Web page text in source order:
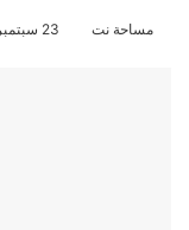
مساحة نت 23 سبتمبر، 2022